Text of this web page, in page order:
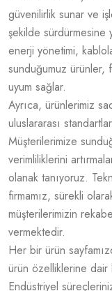
güvenilirlik sunar ve
şekilde sürdürmesine
enerji yönetimi,
sunduğumuz ürünler,
uyum sağlar.
Ayrıca, ürünlerimiz
uluslararası
Müşterilerimize
verimliliklerini
olanak tanıyoruz.
firmamız, sürekli
müşterilerimizin
vermektedir.
Her bir ürün
ürün özelliklerine dair
Endüstriyel